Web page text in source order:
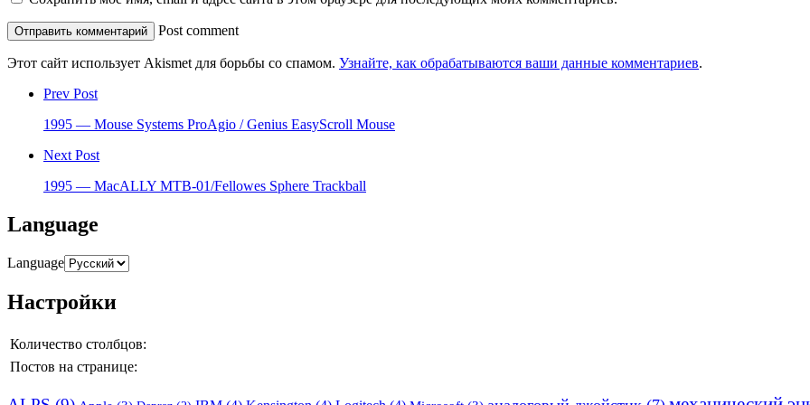
Post comment
Этот сайт использует Akismet для борьбы со спамом. Узнайте, как обрабатываются ваши данные комментариев.
Prev Post
1995 — Mouse Systems ProAgio / Genius EasyScroll Mouse
Next Post
1995 — MacALLY MTB-01/Fellowes Sphere Trackball
Language
Language
Настройки
Количество столбцов:
Постов на странице: